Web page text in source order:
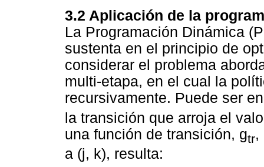
3.2 Aplicación de la
La Programación Dinámica
sustenta en el principio de
considerar el problema
multi-etapa, en el cual la
recursivamente. Puede ser
la transición que arroja el
una función de transición, gtr,
a (j, k), resulta: